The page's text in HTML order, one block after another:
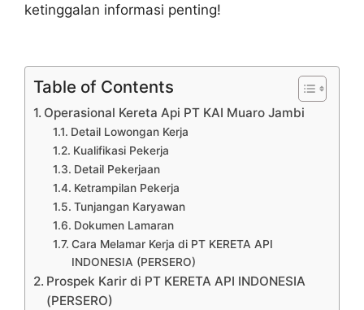
ketinggalan informasi penting!
Table of Contents
Operasional Kereta Api PT KAI Muaro Jambi
Detail Lowongan Kerja
Kualifikasi Pekerja
Detail Pekerjaan
Ketrampilan Pekerja
Tunjangan Karyawan
Dokumen Lamaran
Cara Melamar Kerja di PT KERETA API
INDONESIA (PERSERO)
Prospek Karir di PT KERETA API INDONESIA
(PERSERO)